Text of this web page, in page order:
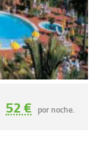
52 € por noche.